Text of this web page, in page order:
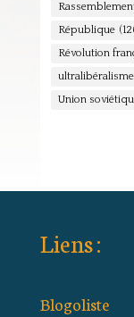
République
Révolution
ultralibéralisme
Union
Liens :
Blogoliste